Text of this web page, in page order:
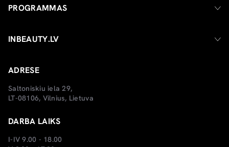
PROGRAMMAS
INBEAUTY.LV
ADRESE
Saltoniskiu iela 29,
LT-08106, Vilnius, Lietuva
DARBA LAIKS
I-IV 9.00 - 18.00